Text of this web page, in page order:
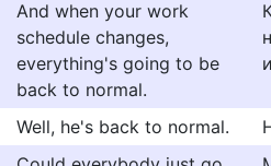
And when your work
schedule changes,
everything's going to be
back to normal.
Well, he's back to normal.